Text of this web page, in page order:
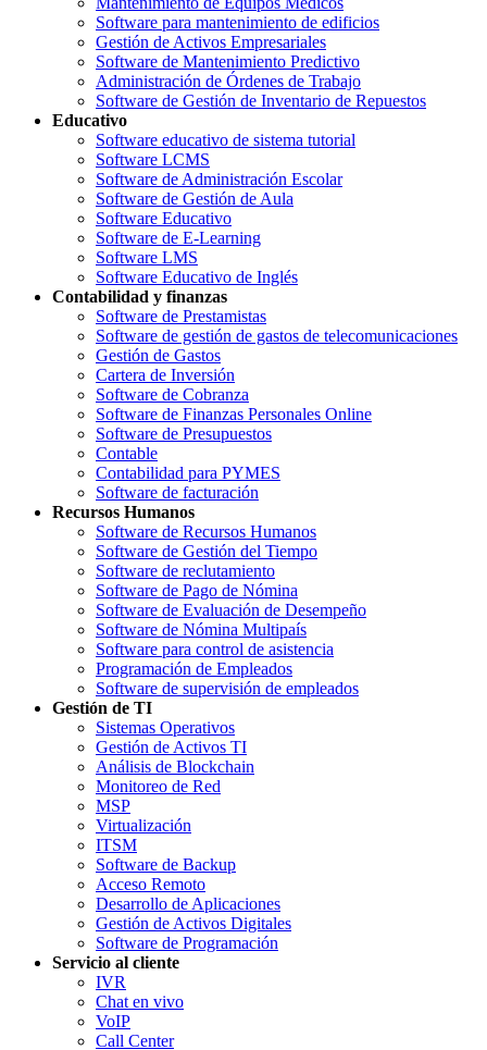
Software para mantenimiento de edificios
Gestión de Activos Empresariales
Software de Mantenimiento Predictivo
Administración de Órdenes de Trabajo
Software de Gestión de Inventario de Repuestos
Educativo
Software educativo de sistema tutorial
Software LCMS
Software de Administración Escolar
Software de Gestión de Aula
Software Educativo
Software de E-Learning
Software LMS
Software Educativo de Inglés
Contabilidad y finanzas
Software de Prestamistas
Software de gestión de gastos de telecomunicaciones
Gestión de Gastos
Cartera de Inversión
Software de Cobranza
Software de Finanzas Personales Online
Software de Presupuestos
Contable
Contabilidad para PYMES
Software de facturación
Recursos Humanos
Software de Recursos Humanos
Software de Gestión del Tiempo
Software de reclutamiento
Software de Pago de Nómina
Software de Evaluación de Desempeño
Software de Nómina Multipaís
Software para control de asistencia
Programación de Empleados
Software de supervisión de empleados
Gestión de TI
Sistemas Operativos
Gestión de Activos TI
Análisis de Blockchain
Monitoreo de Red
MSP
Virtualización
ITSM
Software de Backup
Acceso Remoto
Desarrollo de Aplicaciones
Gestión de Activos Digitales
Software de Programación
Servicio al cliente
IVR
Chat en vivo
VoIP
Call Center